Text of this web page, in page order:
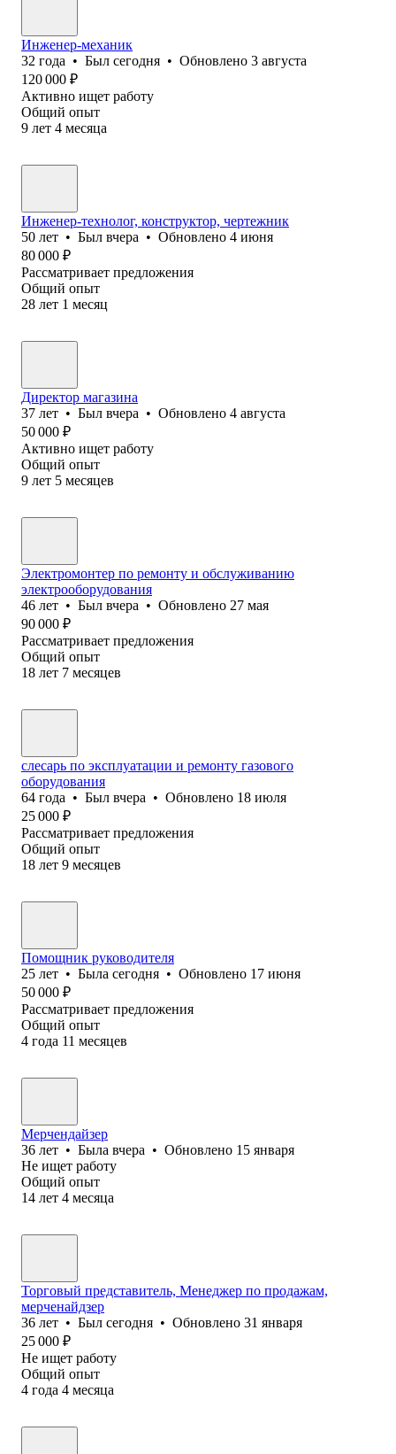
Инженер-механик
32 года • Был сегодня • Обновлено 3 августа
120 000 ₽
Активно ищет работу
Общий опыт
9 лет 4 месяца
Инженер-технолог, конструктор, чертежник
50 лет • Был вчера • Обновлено 4 июня
80 000 ₽
Рассматривает предложения
Общий опыт
28 лет 1 месяц
Директор магазина
37 лет • Был вчера • Обновлено 4 августа
50 000 ₽
Активно ищет работу
Общий опыт
9 лет 5 месяцев
Электромонтер по ремонту и обслуживанию
электрооборудования
46 лет • Был вчера • Обновлено 27 мая
90 000 ₽
Рассматривает предложения
Общий опыт
18 лет 7 месяцев
слесарь по эксплуатации и ремонту газового
оборудования
64 года • Был вчера • Обновлено 18 июля
25 000 ₽
Рассматривает предложения
Общий опыт
18 лет 9 месяцев
Помощник руководителя
25 лет • Была сегодня • Обновлено 17 июня
50 000 ₽
Рассматривает предложения
Общий опыт
4 года 11 месяцев
Мерчендайзер
36 лет • Была вчера • Обновлено 15 января
Не ищет работу
Общий опыт
14 лет 4 месяца
Торговый представитель, Менеджер по продажам,
мерченайдзер
36 лет • Был сегодня • Обновлено 31 января
25 000 ₽
Не ищет работу
Общий опыт
4 года 4 месяца